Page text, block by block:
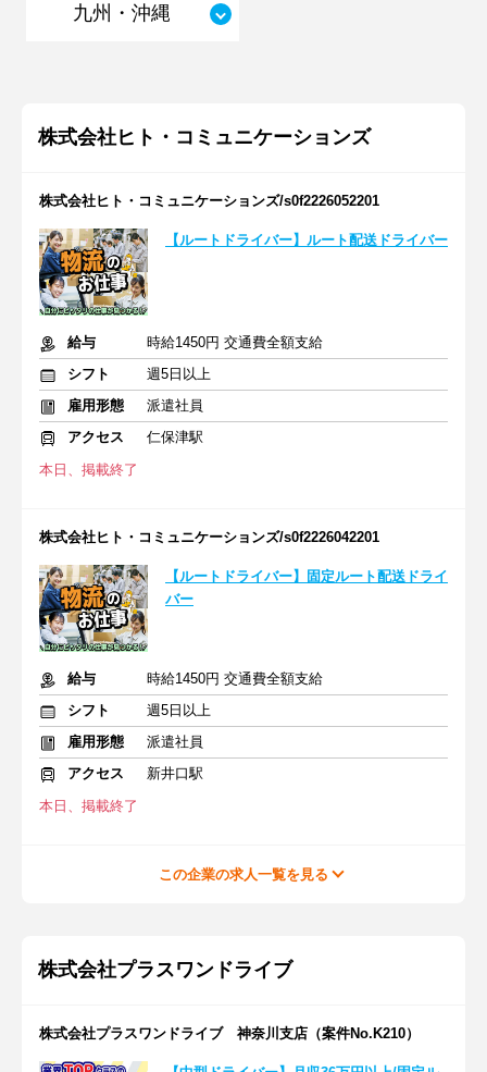
九州・沖縄
株式会社ヒト・コミュニケーションズ
株式会社ヒト・コミュニケーションズ/s0f2226052201
【ルートドライバー】ルート配送ドライバー
給与
時給1450円 交通費全額支給
シフト
週5日以上
雇用形態
派遣社員
アクセス
仁保津駅
本日、掲載終了
株式会社ヒト・コミュニケーションズ/s0f2226042201
【ルートドライバー】固定ルート配送ドライ
バー
給与
時給1450円 交通費全額支給
シフト
週5日以上
雇用形態
派遣社員
アクセス
新井口駅
本日、掲載終了
この企業の求人一覧を見る
株式会社プラスワンドライブ
株式会社プラスワンドライブ 神奈川支店（案件No.K210）